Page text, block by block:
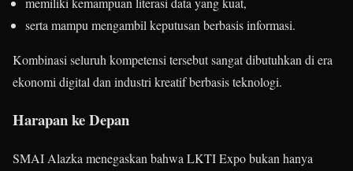
serta mampu mengambil keputusan berbasis informasi.
Kombinasi seluruh kompetensi tersebut sangat dibutuhkan di era
ekonomi digital dan industri kreatif berbasis teknologi.
Harapan ke Depan
SMAI Alazka menegaskan bahwa LKTI Expo bukan hanya